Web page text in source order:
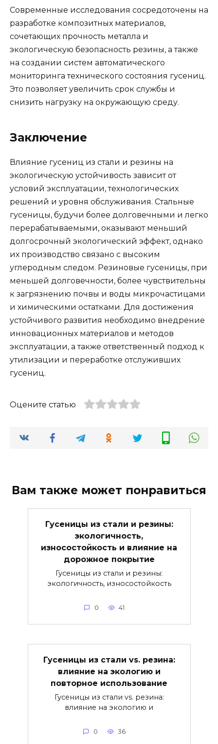
Современные исследования сосредоточены на
разработке композитных материалов,
сочетающих прочность металла и
экологическую безопасность резины, а также
на создании систем автоматического
мониторинга технического состояния гусениц.
Это позволяет увеличить срок службы и
снизить нагрузку на окружающую среду.
Заключение
Влияние гусениц из стали и резины на
экологическую устойчивость зависит от
условий эксплуатации, технологических
решений и уровня обслуживания. Стальные
гусеницы, будучи более долговечными и легко
перерабатываемыми, оказывают меньший
долгосрочный экологический эффект, однако
их производство связано с высоким
углеродным следом. Резиновые гусеницы, при
меньшей долговечности, более чувствительны
к загрязнению почвы и воды микрочастицами
и химическими остатками. Для достижения
устойчивого развития необходимо внедрение
инновационных материалов и методов
эксплуатации, а также ответственный подход к
утилизации и переработке отслуживших
гусениц.
Оцените статью
Вам также может понравиться
Гусеницы из стали и резины:
экологичность,
износостойкость и влияние на
дорожное покрытие
Гусеницы из стали и резины:
экологичность, износостойкость
0 41
Гусеницы из стали vs. резина:
влияние на экологию и
повторное использование
Гусеницы из стали vs. резина:
влияние на экологию и
0 36